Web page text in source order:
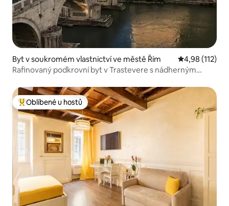
Byt v soukromém vlastnictví ve městě Řím Průměrné
4,98 (112)
Rafinovaný podkrovní byt v Trastevere s nádherným
Nejlepší v kategorii Oblíbené u hostů
Oblíbené u hostů